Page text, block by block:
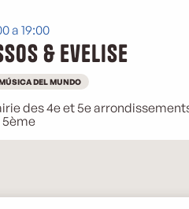
a 19:00
& Evelise
DEL MUNDO
des 4e et 5e
5ème